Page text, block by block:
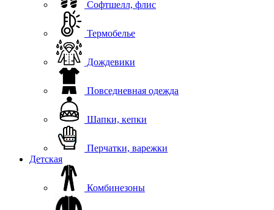
Софтшелл, флис
Термобелье
Дождевики
Повседневная одежда
Шапки, кепки
Перчатки, варежки
Детская
Комбинезоны